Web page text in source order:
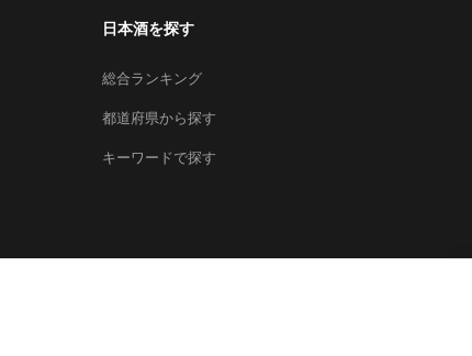
日本酒を探す
総合ランキング
都道府県から探す
キーワードで探す